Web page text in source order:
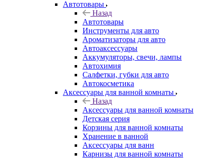
Автотовары
Назад
Автотовары
Инструменты для авто
Ароматизаторы для авто
Автоаксессуары
Аккумуляторы, свечи, лампы
Автохимия
Салфетки, губки для авто
Автокосметика
Аксессуары для ванной комнаты
Назад
Аксессуары для ванной комнаты
Детская серия
Корзины для ванной комнаты
Хранение в ванной
Аксессуары для ванн
Карнизы для ванной комнаты